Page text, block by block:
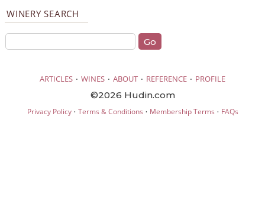
WINERY SEARCH
ARTICLES · WINES · ABOUT · REFERENCE · PROFILE
©2026 Hudin.com
Privacy Policy· Terms & Conditions · Membership Terms · FAQs